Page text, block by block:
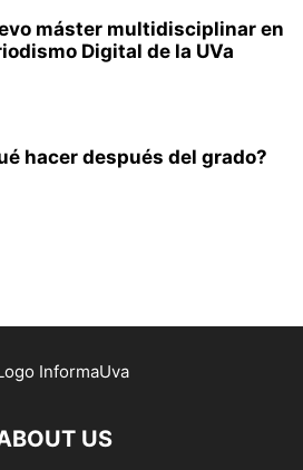
máster multidisciplinar en
Digital de la UVa
hacer después del grado?
US